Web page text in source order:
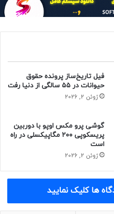
فیل تاریخ‌ساز پرونده حقوق
حیوانات در ۵۵ سالگی از دنیا رفت
ژوئن 2, 2026
گوشی پرو مکس اوپو با دوربین
پریسکوپی ۲۰۰ مگاپیکسلی در راه
است
ژوئن 2, 2026
ها کلیک نمایید